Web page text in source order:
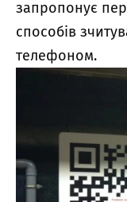
запропонує
способів
телефоном.